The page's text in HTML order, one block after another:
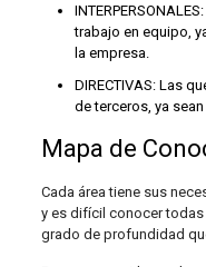
trabajo en equipo,
la empresa.
DIRECTIVAS: Las
de terceros, ya
Mapa de
Cada área tiene sus
y es difícil conocer todas
grado de profundidad